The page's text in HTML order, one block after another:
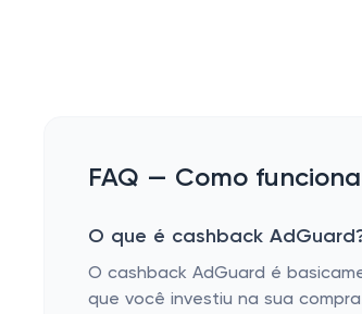
FAQ — Como
O que é cashback
O cashback AdGuard é
que você investiu na sua